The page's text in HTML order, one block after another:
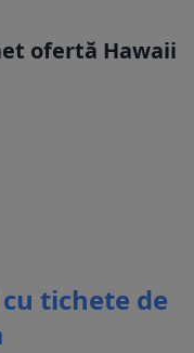
ofertă Hawaii
tichete de